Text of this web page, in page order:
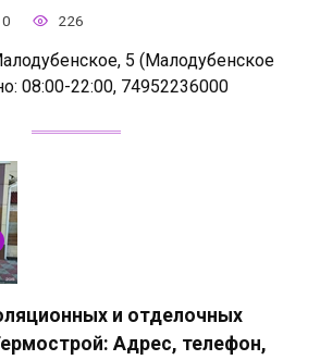
0 226
5 (Малодубенское
08:00-22:00, 74952236000
и отделочных
Адрес, телефон,